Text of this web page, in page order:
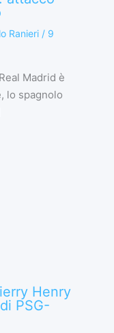
Ranieri / 9
Madrid è
lo spagnolo
Henry
PSG-